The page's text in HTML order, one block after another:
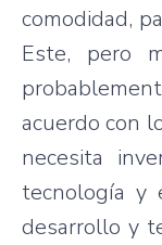
comodidad,
Este, pero
acuerdo con
necesita
tecnología y
desarrollo y